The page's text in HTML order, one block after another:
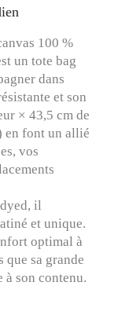
100 %
un tote bag
dans
et son
× 43,5 cm de
en font un allié
vos
il
et unique.
optimal à
que sa grande
à son contenu.